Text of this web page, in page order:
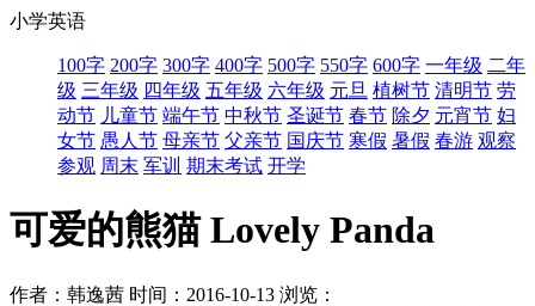
小学英语
100字 200字 300字 400字 500字 550字 600字 一年级 二年
级 三年级 四年级 五年级 六年级 元旦 植树节 清明节 劳
动节 儿童节 端午节 中秋节 圣诞节 春节 除夕 元宵节 妇
女节 愚人节 母亲节 父亲节 国庆节 寒假 暑假 春游 观察
参观 周末 军训 期末考试 开学
可爱的熊猫 Lovely Panda
作者：韩逸茜 时间：2016-10-13 浏览：